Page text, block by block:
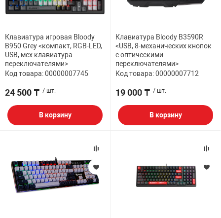
Клавиатура игровая Bloody
B950 Grey <компакт, RGB-LED,
USB, мех клавиатура
переключателями>
Код товара: 00000007745
24 500 ₸ / шт.
В корзину
Клавиатура Bloody B3590R
<USB, 8-механических кнопок
с оптическими
переключателями>
Код товара: 00000007712
19 000 ₸ / шт.
В корзину